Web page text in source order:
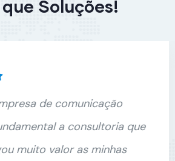
Soluções!
de comunicação
a consultoria que
muito valor as minhas